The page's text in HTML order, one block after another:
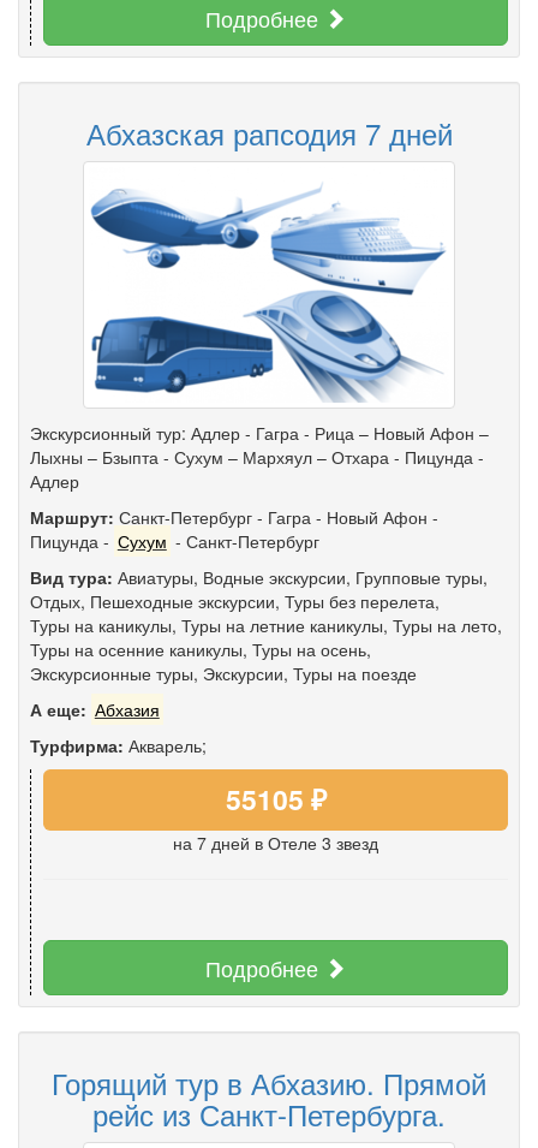
Подробнее
Абхазская рапсодия 7 дней
Экскурсионный тур: Адлер - Гагра - Рица – Новый Афон –
Лыхны – Бзыпта - Сухум – Мархяул – Отхара - Пицунда -
Адлер
Маршрут: Санкт-Петербург - Гагра - Новый Афон -
Пицунда - Сухум - Санкт-Петербург
Вид тура: Авиатуры, Водные экскурсии, Групповые туры,
Отдых, Пешеходные экскурсии, Туры без перелета,
Туры на каникулы, Туры на летние каникулы, Туры на лето,
Туры на осенние каникулы, Туры на осень,
Экскурсионные туры, Экскурсии, Туры на поезде
А еще: Абхазия
Турфирма: Акварель;
55105 ₽
на 7 дней в Отеле 3 звезд
Подробнее
Горящий тур в Абхазию. Прямой
рейс из Санкт-Петербурга.